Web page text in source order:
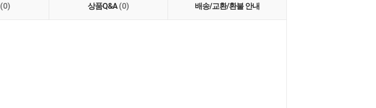
(0) 상품Q&A(0) 배송/교환/환불 안내